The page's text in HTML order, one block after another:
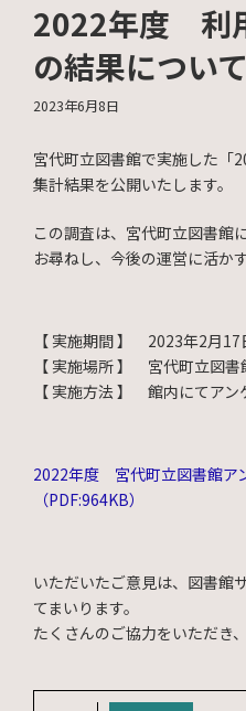
2022年度 利
の結果について
2023年6月8日
宮代町立図書館で実施した「
集計結果を公開いたします。
この調査は、宮代町立図書館
お尋ねし、今後の運営に活か
【 実施期間 】 2023年2月
【 実施場所 】 宮代町立図書
【 実施方法 】 館内にてア
2022年度 宮代町立図書館ア
（PDF:964KB）
いただいたご意見は、図書館
てまいります。
たくさんのご協力をいただき